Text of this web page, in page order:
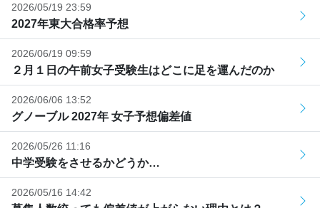
2026/05/19 23:59
2027年東大合格率予想
2026/06/19 09:59
２月１日の午前女子受験生はどこに足を運んだのか
2026/06/06 13:52
グノーブル 2027年 女子予想偏差値
2026/05/26 11:16
中学受験をさせるかどうか…
2026/05/16 14:42